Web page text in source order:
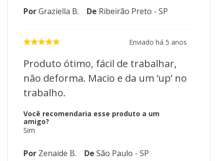
PorGraziella B. De Ribeirão Preto - SP
Enviado há 5 anos
Produto ótimo, fácil de trabalhar,
não deforma. Macio e da um ‘up’ no
trabalho.
Você recomendaria esse produto a um
amigo?
Sim
Por Zenaide B. De São Paulo - SP